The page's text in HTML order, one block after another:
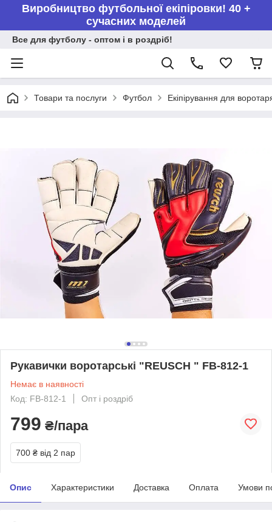
Виробництво футбольної екіпіровки! 40 +
сучасних моделей
Все для футболу - оптом і в роздріб!
Товари та послуги Футбол Екіпірування для
Рукавички воротарські "REUSCH " FB-812-1
Немає в наявності
Код: FB-812-1
Опт і роздріб
799 ₴/пара
700 ₴ від 2 пар
Опис Характеристики Доставка Оплата Умови